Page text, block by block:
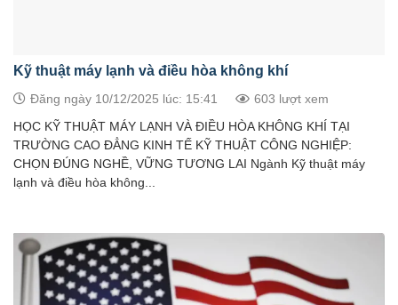
Kỹ thuật máy lạnh và điều hòa không khí
Đăng ngày 10/12/2025 lúc: 15:41 603 lượt xem
HỌC KỸ THUẬT MÁY LẠNH VÀ ĐIỀU HÒA KHÔNG KHÍ TẠI
TRƯỜNG CAO ĐẲNG KINH TẾ KỸ THUẬT CÔNG NGHIỆP:
CHỌN ĐÚNG NGHỀ, VỮNG TƯƠNG LAI Ngành Kỹ thuật máy
lạnh và điều hòa không...